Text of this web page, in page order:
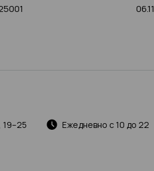
19–25 Ежедневно с 10 до 22